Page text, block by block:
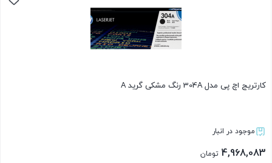
کارتریج اچ پی مدل 304A رنگ مشکی گرید A
موجود در انبار
4,968,083 تومان